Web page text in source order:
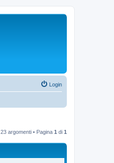
Login
23 argomenti • Pagina 1 di 1